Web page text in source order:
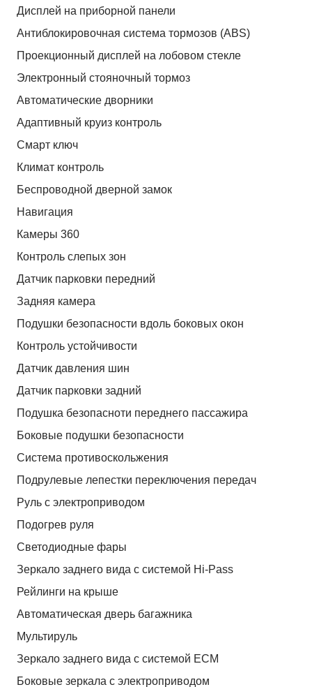
Дисплей на приборной панели
Антиблокировочная система тормозов (ABS)
Проекционный дисплей на лобовом стекле
Электронный стояночный тормоз
Автоматические дворники
Адаптивный круиз контроль
Смарт ключ
Климат контроль
Беспроводной дверной замок
Навигация
Камеры 360
Контроль слепых зон
Датчик парковки передний
Задняя камера
Подушки безопасности вдоль боковых окон
Контроль устойчивости
Датчик давления шин
Датчик парковки задний
Подушка безопасноти переднего пассажира
Боковые подушки безопасности
Система противоскольжения
Подрулевые лепестки переключения передач
Руль с электроприводом
Подогрев руля
Светодиодные фары
Зеркало заднего вида с системой Hi-Pass
Рейлинги на крыше
Автоматическая дверь багажника
Мультируль
Зеркало заднего вида с системой ЕСМ
Боковые зеркала с электроприводом